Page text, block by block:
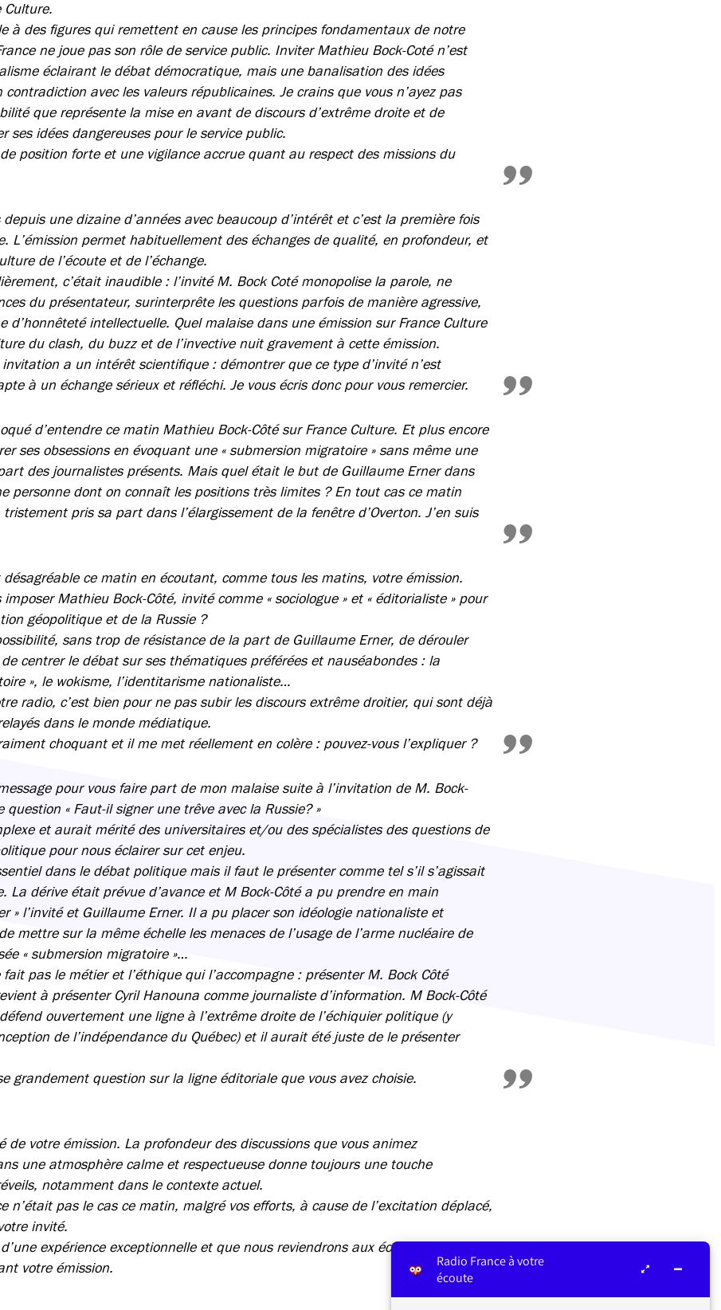
Culture.
à des figures qui remettent en cause les principes fondamentaux de notre
ne joue pas son rôle de service public. Inviter Mathieu Bock-Coté n’est
éclairant le débat démocratique, mais une banalisation des idées
contradiction avec les valeurs républicaines. Je crains que vous n’ayez pas
que représente la mise en avant de discours d’extrême droite et de
ses idées dangereuses pour le service public.
position forte et une vigilance accrue quant au respect des missions du
depuis une dizaine d’années avec beaucoup d’intérêt et c’est la première fois
L’émission permet habituellement des échanges de qualité, en profondeur, et
de l’écoute et de l’échange.
c’était inaudible : l’invité M. Bock Coté monopolise la parole, ne
du présentateur, surinterprête les questions parfois de manière agressive,
d’honnêteté intellectuelle. Quel malaise dans une émission sur France Culture
du clash, du buzz et de l’invective nuit gravement à cette émission.
invitation a un intérêt scientifique : démontrer que ce type d’invité n’est
à un échange sérieux et réfléchi. Je vous écris donc pour vous remercier.
d’entendre ce matin Mathieu Bock-Côté sur France Culture. Et plus encore
ses obsessions en évoquant une « submersion migratoire » sans même une
des journalistes présents. Mais quel était le but de Guillaume Erner dans
personne dont on connaît les positions très limites ? En tout cas ce matin
pris sa part dans l’élargissement de la fenêtre d’Overton. J’en suis
désagréable ce matin en écoutant, comme tous les matins, votre émission.
Mathieu Bock-Côté, invité comme « sociologue » et « éditorialiste » pour
géopolitique et de la Russie ?
sans trop de résistance de la part de Guillaume Erner, de dérouler
centrer le débat sur ses thématiques préférées et nauséabondes : la
», le wokisme, l’identitarisme nationaliste…
radio, c’est bien pour ne pas subir les discours extrême droitier, qui sont déjà
dans le monde médiatique.
choquant et il me met réellement en colère : pouvez-vous l’expliquer ?
pour vous faire part de mon malaise suite à l’invitation de M. Bock-
question « Faut-il signer une trêve avec la Russie? »
et aurait mérité des universitaires et/ou des spécialistes des questions de
pour nous éclairer sur cet enjeu.
dans le débat politique mais il faut le présenter comme tel s’il s’agissait
La dérive était prévue d’avance et M Bock-Côté a pu prendre en main
» l’invité et Guillaume Erner. Il a pu placer son idéologie nationaliste et
mettre sur la même échelle les menaces de l’usage de l’arme nucléaire de
« submersion migratoire »…
pas le métier et l’éthique qui l’accompagne : présenter M. Bock Côté
à présenter Cyril Hanouna comme journaliste d’information. M Bock-Côté
ouvertement une ligne à l’extrême droite de l’échiquier politique (y
de l’indépendance du Québec) et il aurait été juste de le présenter
grandement question sur la ligne éditoriale que vous avez choisie.
de votre émission. La profondeur des discussions que vous animez
une atmosphère calme et respectueuse donne toujours une touche
notamment dans le contexte actuel.
n’était pas le cas ce matin, malgré vos efforts, à cause de l’excitation déplacé,
invité.
d’une expérience exceptionnelle et que nous reviendrons aux échanges posés
votre émission.
Radio France à votre
écoute